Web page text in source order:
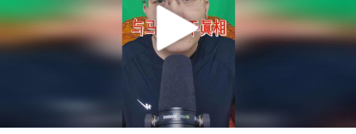
名创优品回应女子吐槽内裤质量差
秋天的第一杯奶茶到底有多火
Play